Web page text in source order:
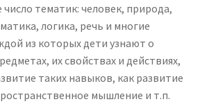
число тематик: человек, природа,
логика, речь и многие
из которых дети узнают о
их свойствах и действиях,
таких навыков, как развитие
мышление и т.п.